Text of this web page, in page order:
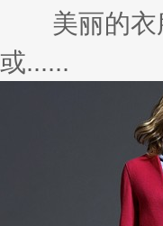
美丽的衣服
或......